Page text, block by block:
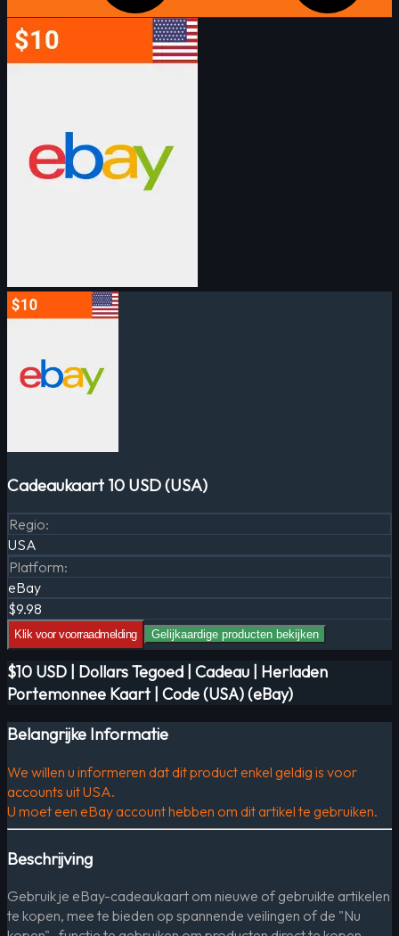
Cadeaukaart 10 USD (USA)
Regio:
USA
Platform:
eBay
$9.98
Klik voor voorraadmelding Gelijkaardige producten bekijken
$10 USD | Dollars Tegoed | Cadeau | Herladen
Portemonnee Kaart | Code (USA) (eBay)
Belangrijke Informatie
We willen u informeren dat dit product enkel geldig is voor
accounts uit USA.
U moet een eBay account hebben om dit artikel te gebruiken.
Beschrijving
Gebruik je eBay-cadeaukaart om nieuwe of gebruikte artikelen
te kopen, mee te bieden op spannende veilingen of de "Nu